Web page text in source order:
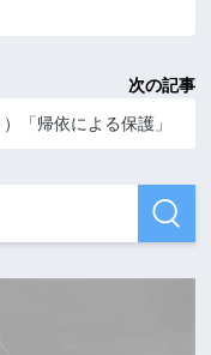
次の記事
「帰依による保護」